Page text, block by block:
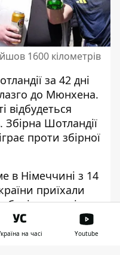
1600 кілометрів
за 42 дні
до Мюнхена.
відбудеться
Шотландії
проти збірної
в Німеччині з 14
приїхали
з
світу. 20-річний
Крейг
на матч своєї
на часі Youtube